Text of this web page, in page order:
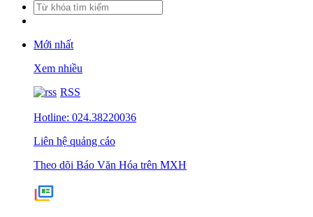
Mới nhất
Xem nhiều
RSS
Hotline: 024.38220036
Liên hệ quảng cáo
Theo dõi Báo Văn Hóa trên MXH